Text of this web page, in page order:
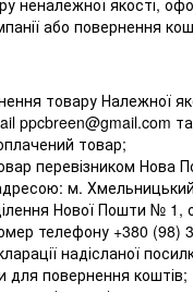
або повернення
товару Належної
ppcbreen@gmail.com
товар;
перевізником Нова
м.
Нової Пошти № 1,
телефону +380 (98)
надісланої
для повернення коштів;